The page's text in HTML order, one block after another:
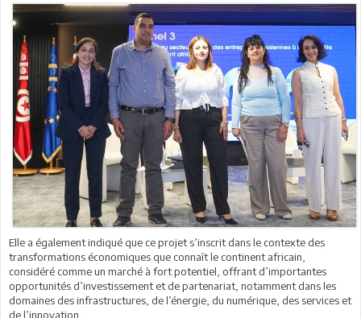
Elle a également indiqué que ce projet s’inscrit dans le contexte des
transformations économiques que connaît le continent africain,
considéré comme un marché à fort potentiel, offrant d’importantes
opportunités d’investissement et de partenariat, notamment dans les
domaines des infrastructures, de l’énergie, du numérique, des services et
de l’innovation.